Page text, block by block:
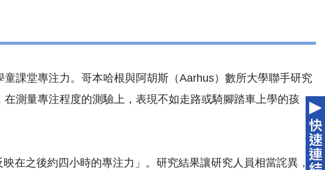
課堂專注力。哥本哈根與阿胡斯（Aarhus）數所大學聯手研究
測量專注程度的測驗上，表現不如走路或騎腳踏車上學的孩
在之後約四小時的專注力」。研究結果讓研究人員相當詫異，